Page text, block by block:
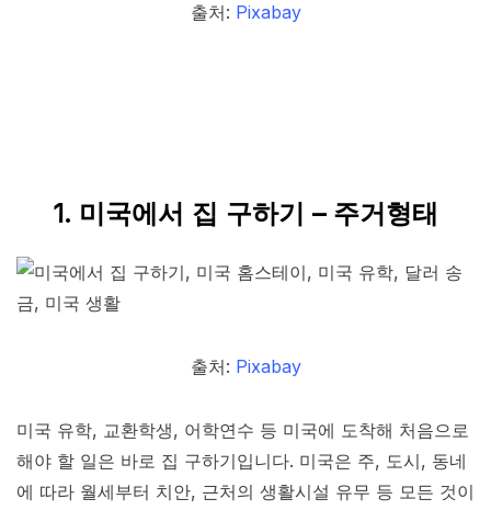
출처: Pixabay
1. 미국에서 집 구하기 – 주거형태
출처: Pixabay
미국 유학, 교환학생, 어학연수 등 미국에 도착해 처음으로
해야 할 일은 바로 집 구하기입니다. 미국은 주, 도시, 동네
에 따라 월세부터 치안, 근처의 생활시설 유무 등 모든 것이